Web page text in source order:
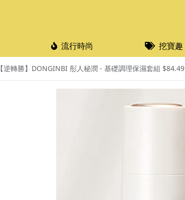
流行時尚 挖寶趣
【逆轉勝】DONGINBI 彤人秘潤 - 基礎調理保濕套組 $84.49